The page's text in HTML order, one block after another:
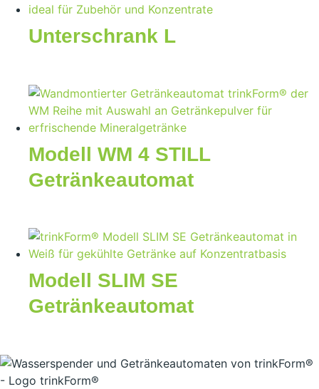
Unterschrank L
Modell WM 4 STILL
Getränkeautomat
Modell SLIM SE
Getränkeautomat